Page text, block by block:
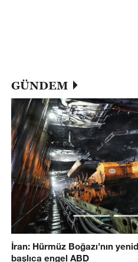
GÜNDEM
İran: Hürmüz Boğazı’nın
başlıca engel ABD